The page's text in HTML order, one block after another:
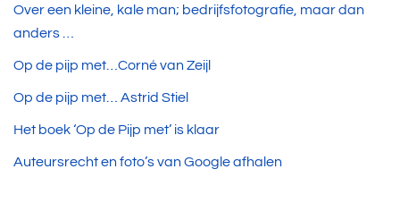
Over een kleine, kale man; bedrijfsfotografie, maar dan
anders …
Op de pijp met…Corné van Zeijl
Op de pijp met… Astrid Stiel
Het boek ‘Op de Pijp met’ is klaar
Auteursrecht en foto’s van Google afhalen